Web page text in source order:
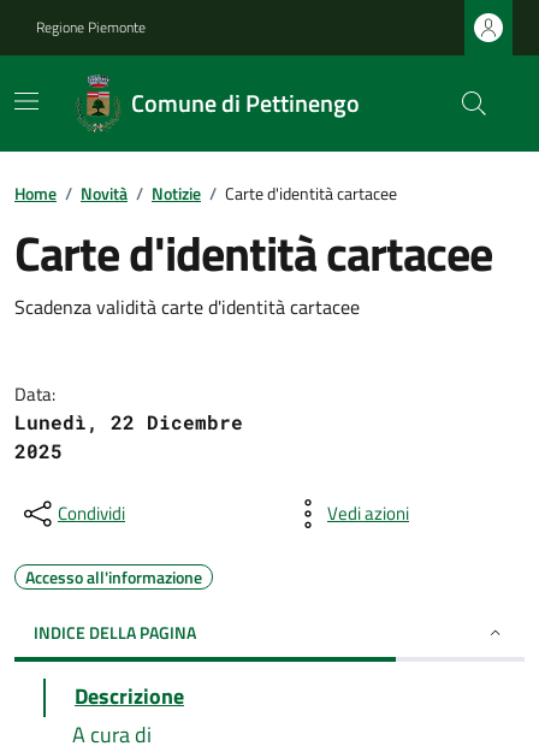
Regione Piemonte
Comune di Pettinengo
Home / Novità / Notizie / Carte d'identità cartacee
Carte d'identità cartacee
Scadenza validità carte d'identità cartacee
Data:
Lunedì, 22 Dicembre
2025
Condividi Vedi azioni
Accesso all'informazione
INDICE DELLA PAGINA
Descrizione
A cura di